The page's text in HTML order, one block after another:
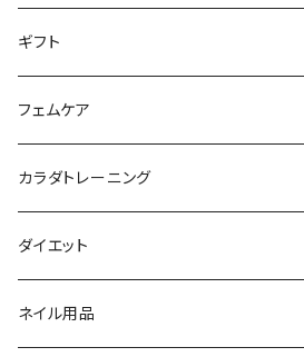
アイライナー
日焼け止め
クレンジング／洗顔
パック
ボディ＆ハンドクリーム
セット販売
スタイリング剤
育毛
コーム
KINUJO （絹女）
ヤーマン
ダイソン
リュミエリーナ
エレクトロン
ファスティング
サプリ・ハーブティー
ギフト
【ギフトチケット】お店で使える
母の日ギフト
【ギフトチケット】オンラインサイトで使える
ギフトセット
フェムケア
洗う（フェミニンウォッシュ）
保湿（オイル・ミルク）
生理・ニオイ・ムレ ケア
カラダトレーニング
リラックスアイテム
ダイエット
サプリ
ネイル用品